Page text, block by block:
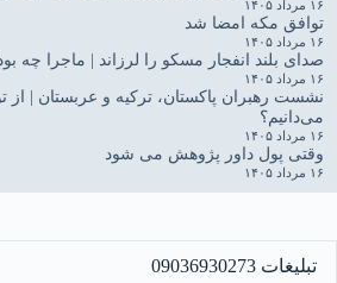
۱۶ مرداد ۱۴۰۵
توافق مکه امضا شد
۱۶ مرداد ۱۴۰۵
صدای بلند انفجار مسکو را لرزاند | ماجرا چه
۱۶ مرداد ۱۴۰۵
نشست رهبران پاکستان، ترکیه و عربستان | از
می‌دانیم؟
۱۶ مرداد ۱۴۰۵
وقتی پول داور پژوهش می شود
۱۶ مرداد ۱۴۰۵
تبلیغات 09036930273